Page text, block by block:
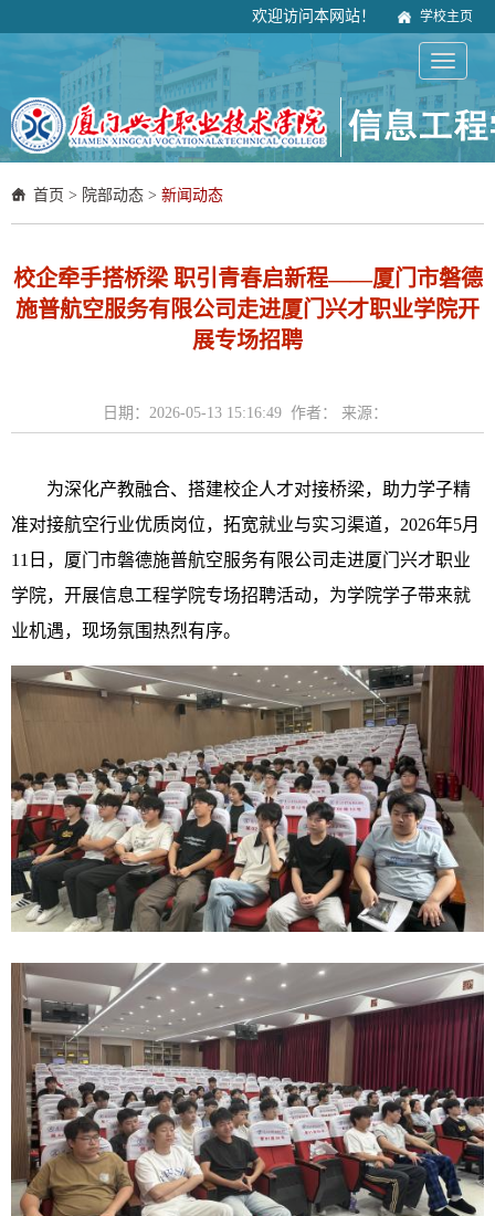
欢迎访问本网站！ 学校主页
首页 > 院部动态 > 新闻动态
校企牵手搭桥梁 职引青春启新程——厦门市磐德
施普航空服务有限公司走进厦门兴才职业学院开
展专场招聘
日期：2026-05-13 15:16:49 作者： 来源：
为深化产教融合、搭建校企人才对接桥梁，助力学子精
准对接航空行业优质岗位，拓宽就业与实习渠道，2026年5月
11日，厦门市磐德施普航空服务有限公司走进厦门兴才职业
学院，开展信息工程学院专场招聘活动，为学院学子带来就
业机遇，现场氛围热烈有序。